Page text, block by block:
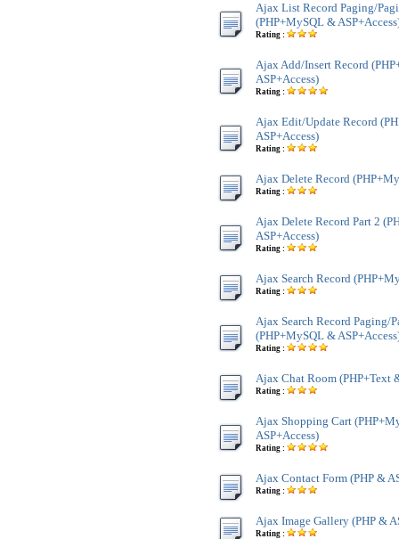
Ajax List Record Paging/
(PHP+MySQL &
Rating :
Ajax Add/Insert Record
ASP+Access)
Rating :
Ajax Edit/Update Record
ASP+Access)
Rating :
Ajax Delete Record
Rating :
Ajax Delete Record Part 2
ASP+Access)
Rating :
Ajax Search Record
Rating :
Ajax Search Record Paging/
(PHP+MySQL &
Rating :
Ajax Chat Room (PHP+Text
Rating :
Ajax Shopping Cart
ASP+Access)
Rating :
Ajax Contact Form (PHP &
Rating :
Ajax Image Gallery (PHP &
Rating :